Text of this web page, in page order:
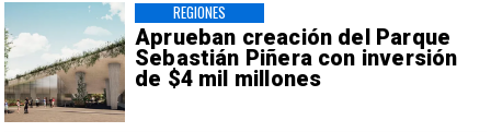
Aprueban creación del Parque
Sebastián Piñera con inversión
de $4 mil millones
REGIONES